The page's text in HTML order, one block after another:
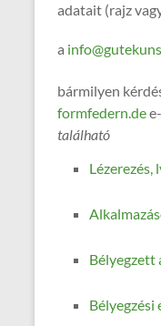
adatait (rajz
a
bármilyen
formfedern.de
található
Lézerezés,
Bélyegzett
Bélyegzési